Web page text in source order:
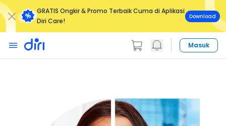
GRATIS Ongkir & Promo Terbaik Cuma di Aplikasi
Diri Care!
Download
Masuk